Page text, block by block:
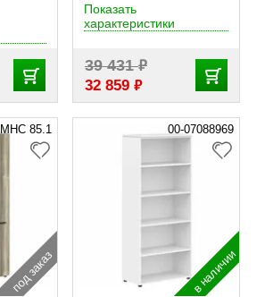
39 431₽
32 859 ₽
Показать
характеристики
MHC 85.1
под заказ
00-07088969
в наличии